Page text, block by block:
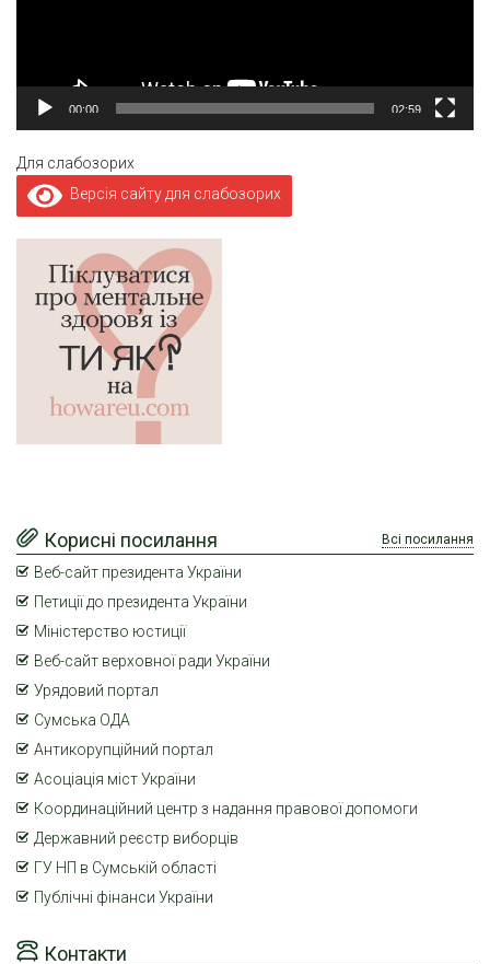
00:00 02:59
Для слабозорих
Версія сайту для слабозорих
Контакти
Корисні посилання Всі посилання
Веб-сайт президента України
Петиції до президента України
Міністерство юстиції
Веб-сайт верховної ради України
Урядовий портал
Сумська ОДА
Антикорупційний портал
Асоціація міст України
Координаційний центр з надання правової допомоги
Державний реєстр виборців
ГУ НП в Сумській області
Публічні фінанси України